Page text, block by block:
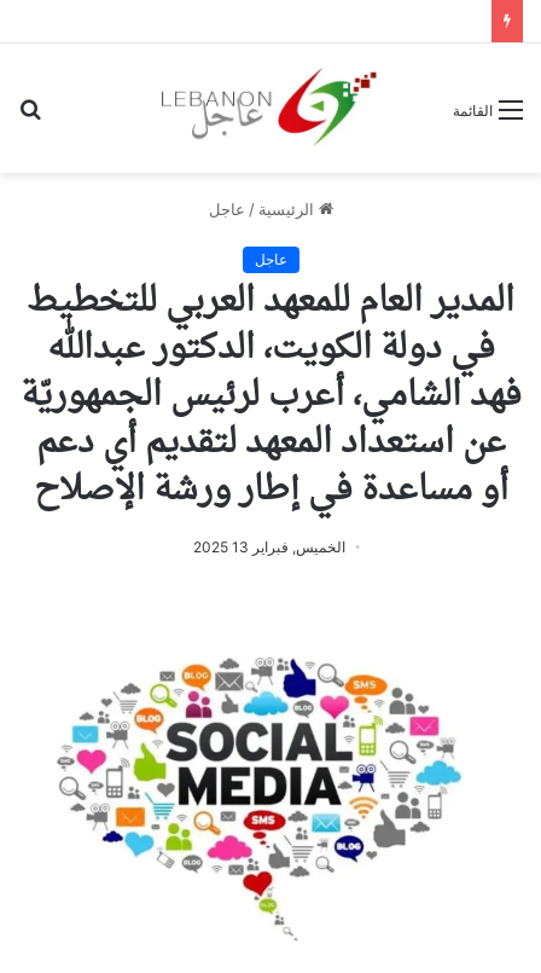
القائمة
الرئيسية / عاجل
عاجل
المدير العام للمعهد العربي للتخطيط
في دولة الكويت، الدكتور عبدالله
فهد الشامي، أعرب لرئيس الجمهوريّة
عن استعداد المعهد لتقديم أي دعم
أو مساعدة في إطار ورشة الإصلاح
الخميس, فبراير 13 2025